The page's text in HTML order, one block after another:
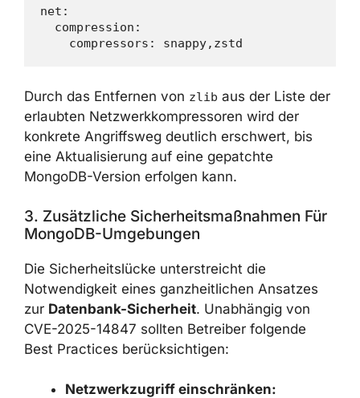
Per Konfigurationsdatei:
net:
Durch das Entfernen vonzlibaus der Liste
konkrete Angriffsweg deutlich erschwert, bis
eine Aktualisierung auf eine gepatchte
3. Zusätzliche Sicherheitsmaßnahmen
Für MongoDB-Umgebungen
Die Sicherheitslücke unterstreicht die
Datenbank-Sicherheit. Unabhängig von